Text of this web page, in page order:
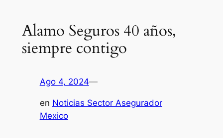
Alamo Seguros 40 años,
siempre contigo
Ago 4, 2024—
en Noticias Sector Asegurador
Mexico